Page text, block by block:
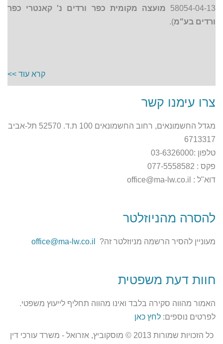
58054-04-13
מועצה מקומית כפר ורדים נ' קאנטרי כפר
ורדים בע"מ).
קרא עוד >>
צרו עימנו קשר
מגדל החשמונאים, רחוב החשמונאים 100 ת.ד. 52570 תל-אביב
6713317
טלפון :03-6326000
פקס : 077-5558582
דוא"ל : office@ma-lw.co.il
להסרה מהניוזלטר
מעוניין להסיר הרשמה מניוזלטר זה? office@ma-lw.co.il
חוות דעת משפטית
האמור מהווה סקירה בלבד ואינו מהווה תחליף לייעוץ משפטי.
לפרטים נוספים: לחץ כאן
כל הזכויות שמורות 2013 © מוסקוביץ, אזרואל - משרד עורכי דין